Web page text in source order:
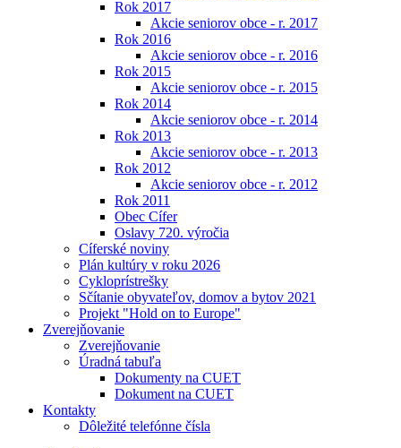
Rok 2017
Akcie seniorov obce - r. 2017
Rok 2016
Akcie seniorov obce - r. 2016
Rok 2015
Akcie seniorov obce - r. 2015
Rok 2014
Akcie seniorov obce - r. 2014
Rok 2013
Akcie seniorov obce - r. 2013
Rok 2012
Akcie seniorov obce - r. 2012
Rok 2011
Obec Cífer
Oslavy 720. výročia
Cíferské noviny
Plán kultúry v roku 2026
Cykloprístrešky
Sčítanie obyvateľov, domov a bytov 2021
Projekt "Hold on to Europe"
Zverejňovanie
Zverejňovanie
Úradná tabuľa
Dokumenty na CUET
Dokument na CUET
Kontakty
Dôležité telefónne čísla